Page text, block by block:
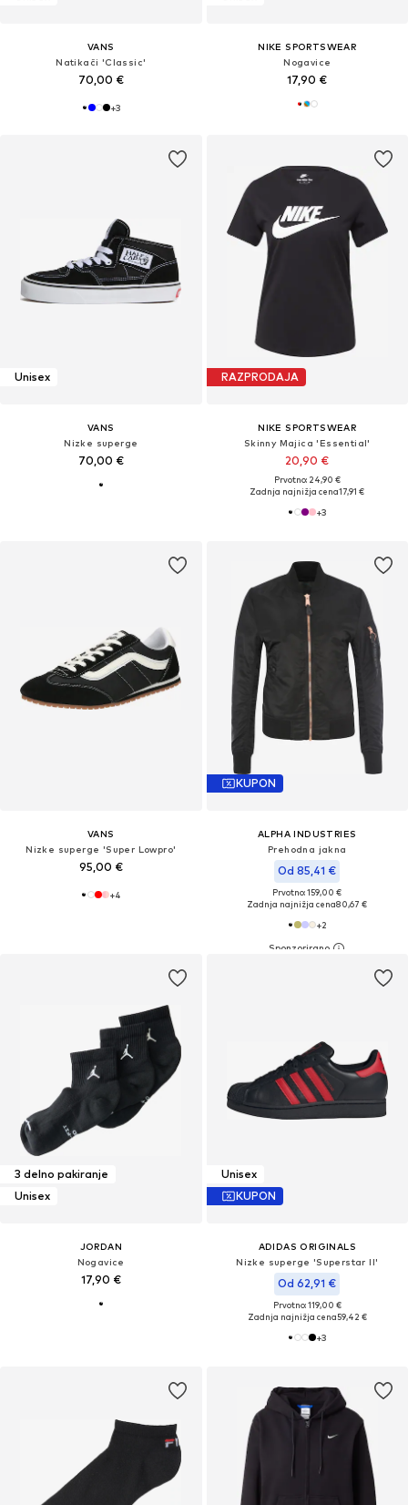
VANS
Natikači 'Classic'
70,00 €
+3
NIKE SPORTSWEAR
Nogavice
17,90 €
Unisex
VANS
Nizke superge
70,00 €
RAZPRODAJA
NIKE SPORTSWEAR
Skinny Majica 'Essential'
20,90 €
Prvotno: 24,90 €
Zadnja najnižja cena17,91 €
+3
VANS
Nizke superge 'Super Lowpro'
95,00 €
+4
KUPON
ALPHA INDUSTRIES
Prehodna jakna
Od 85,41 €
Prvotno: 159,00 €
Zadnja najnižja cena80,67 €
+2
3 delno pakiranje
Unisex
JORDAN
Nogavice
17,90 €
Unisex
KUPON
ADIDAS ORIGINALS
Nizke superge 'Superstar II'
Od 62,91 €
Prvotno: 119,00 €
Zadnja najnižja cena59,42 €
+3